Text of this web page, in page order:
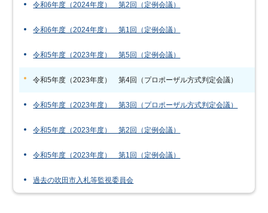
令和6年度（2024年度） 第2回（定例会議）
令和6年度（2024年度） 第1回（定例会議）
令和5年度（2023年度） 第5回（定例会議）
令和5年度（2023年度） 第4回（プロポーザル方式判定会議）
令和5年度（2023年度） 第3回（プロポーザル方式判定会議）
令和5年度（2023年度） 第2回（定例会議）
令和5年度（2023年度） 第1回（定例会議）
過去の吹田市入札等監視委員会